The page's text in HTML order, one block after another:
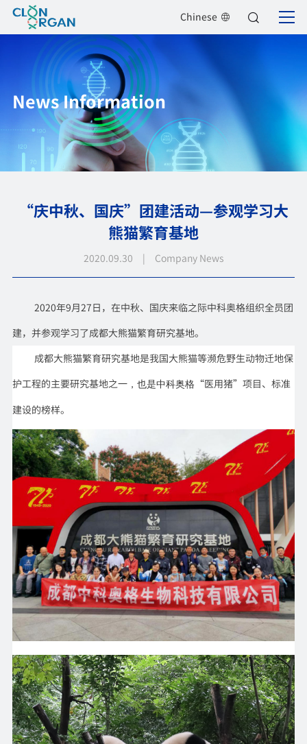
Chinese
News Information
“庆中秋、国庆”团建活动—参观学习大
熊猫繁育基地
2020.09.30 | Company News
2020年9月27日，在中秋、国庆来临之际中科奥格组织全员团
建，并参观学习了成都大熊猫繁育研究基地。
成都大熊猫繁育研究基地是我国大熊猫等濒危野生动物迁地保
护工程的主要研究基地之一，也是中科奥格“医用猪”项目、标准
建设的榜样。